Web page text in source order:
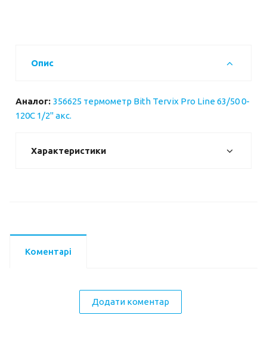
Опис
Аналог: 356625 термометр Bith Tervix Pro Line 63/50 0-
120С 1/2" акс.
Характеристики
Коментарі
Додати коментар